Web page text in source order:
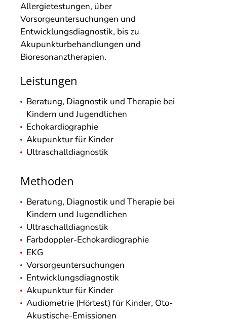
Allergietestungen, über
Vorsorgeuntersuchungen und
Entwicklungsdiagnostik, bis zu
Akupunkturbehandlungen und
Bioresonanztherapien.
Leistungen
Beratung, Diagnostik und Therapie bei
Kindern und Jugendlichen
Echokardiographie
Akupunktur für Kinder
Ultraschalldiagnostik
Methoden
Beratung, Diagnostik und Therapie bei
Kindern und Jugendlichen
Ultraschalldiagnostik
Farbdoppler-Echokardiographie
EKG
Vorsorgeuntersuchungen
Entwicklungsdiagnostik
Akupunktur für Kinder
Audiometrie (Hörtest) für Kinder, Oto-
Akustische-Emissionen